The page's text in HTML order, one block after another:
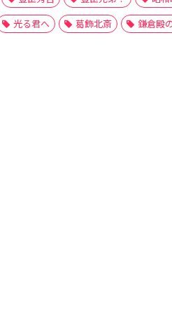
光る君へ
葛飾北斎 鎌倉殿